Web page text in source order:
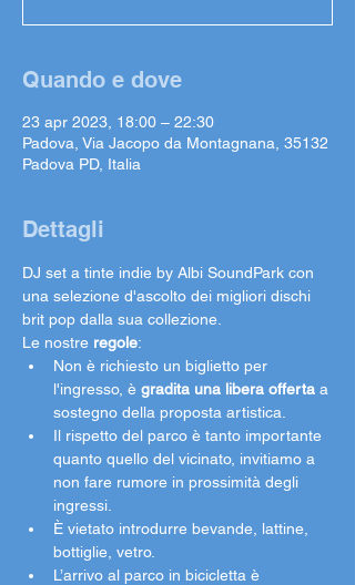
Quando e dove
23 apr 2023, 18:00 – 22:30
Padova, Via Jacopo da Montagnana, 35132
Padova PD, Italia
Dettagli
DJ set a tinte indie by Albi SoundPark con
una selezione d'ascolto dei migliori dischi
brit pop dalla sua collezione.
Le nostre regole:
Non è richiesto un biglietto per
l'ingresso, è gradita una libera offerta a
sostegno della proposta artistica.
Il rispetto del parco è tanto importante
quanto quello del vicinato, invitiamo a
non fare rumore in prossimità degli
ingressi.
È vietato introdurre bevande, lattine,
bottiglie, vetro.
L’arrivo al parco in bicicletta è